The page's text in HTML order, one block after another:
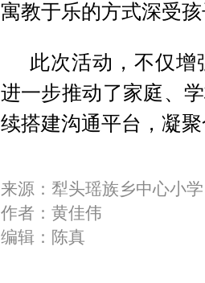
寓教于乐的方式深受
此次活动，不仅
进一步推动了家庭、
续搭建沟通平台，凝
来源：犁头瑶族乡中心小学
作者：黄佳伟
编辑：陈真